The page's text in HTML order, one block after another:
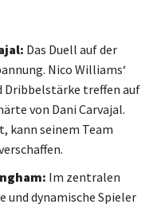
Das Duell auf der
Nico Williams‘
Dribbelstärke treffen auf
von Dani Carvajal.
kann seinem Team
Im zentralen
dynamische Spieler